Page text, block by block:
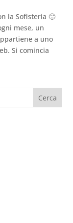
la Sofisteria 🙂
mese, un
a uno
Si comincia
Cerca